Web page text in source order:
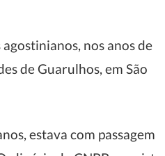
nos anos de
de Guarulhos, em São
estava com passagem